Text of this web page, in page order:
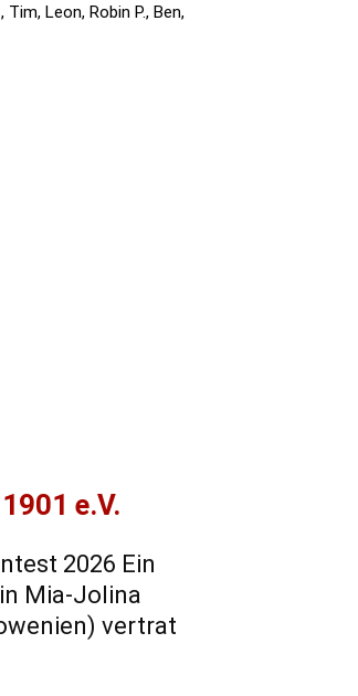
Leon, Robin P., Ben,
e.V.
2026 Ein
Mia-Jolina
vertrat